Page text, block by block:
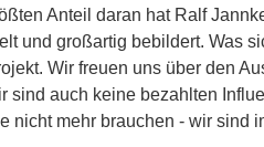
Anteil daran hat Ralf
und großartig bebildert. Was
Wir freuen uns über den
sind auch keine bezahlten
nicht mehr brauchen - wir sind